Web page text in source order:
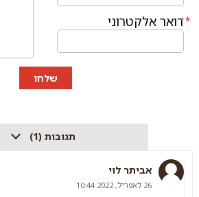
דואר אלקטרוני
שלחו
תגובות (1)
אביתר לוי
26 לאפריל, 2022 10:44